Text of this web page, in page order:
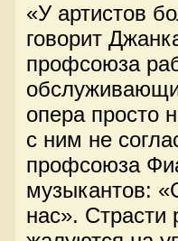
«У артистов
говорит
профсоюза
опера просто
с ним не
профсоюза
музыкантов:
нас». Страсти